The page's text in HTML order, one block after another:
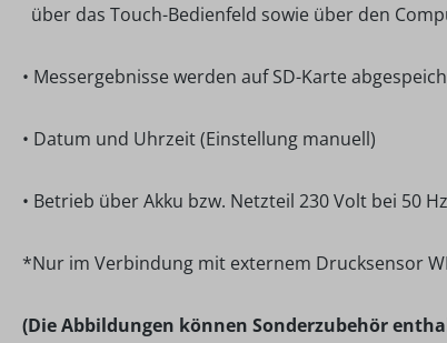
über das Touch-Bedienfeld sowie über den
• Messergebnisse werden auf SD-Karte
• Datum und Uhrzeit (Einstellung manuell)
• Betrieb über Akku bzw. Netzteil 230 Volt bei 50 Hz
*Nur im Verbindung mit externem Drucksensor
(Die Abbildungen können Sonderzubehör